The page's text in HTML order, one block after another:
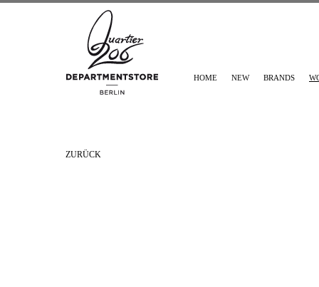
HOME NEW BRANDS
ZURÜCK